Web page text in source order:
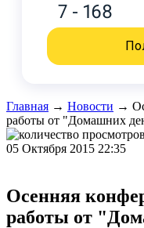
7 - 168
Главная → Новости →
работы от "Домашних
05 Октября 2015 22:35
Осенняя
работы от